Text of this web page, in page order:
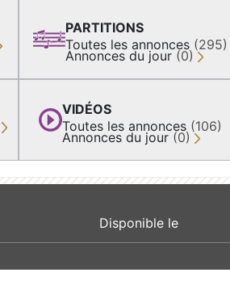
PARTITIONS
Toutes les annonces (295)
Annonces du jour (0)
VIDÉOS
Toutes les annonces (106)
Annonces du jour (0)